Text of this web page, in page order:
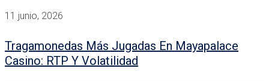
11 junio, 2026
Tragamonedas Más Jugadas En Mayapalace
Casino: RTP Y Volatilidad